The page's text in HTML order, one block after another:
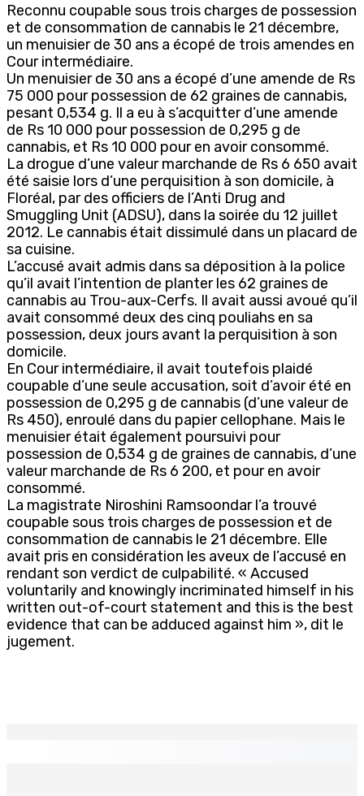
Reconnu coupable sous trois charges de possession
et de consommation de cannabis le 21 décembre,
un menuisier de 30 ans a écopé de trois amendes en
Cour intermédiaire.
Un menuisier de 30 ans a écopé d’une amende de Rs
75 000 pour possession de 62 graines de cannabis,
pesant 0,534 g. Il a eu à s’acquitter d’une amende
de Rs 10 000 pour possession de 0,295 g de
cannabis, et Rs 10 000 pour en avoir consommé.
La drogue d’une valeur marchande de Rs 6 650 avait
été saisie lors d’une perquisition à son domicile, à
Floréal, par des officiers de l’Anti Drug and
Smuggling Unit (ADSU), dans la soirée du 12 juillet
2012. Le cannabis était dissimulé dans un placard de
sa cuisine.
L’accusé avait admis dans sa déposition à la police
qu’il avait l’intention de planter les 62 graines de
cannabis au Trou-aux-Cerfs. Il avait aussi avoué qu’il
avait consommé deux des cinq pouliahs en sa
possession, deux jours avant la perquisition à son
domicile.
En Cour intermédiaire, il avait toutefois plaidé
coupable d’une seule accusation, soit d’avoir été en
possession de 0,295 g de cannabis (d’une valeur de
Rs 450), enroulé dans du papier cellophane. Mais le
menuisier était également poursuivi pour
possession de 0,534 g de graines de cannabis, d’une
valeur marchande de Rs 6 200, et pour en avoir
consommé.
La magistrate Niroshini Ramsoondar l’a trouvé
coupable sous trois charges de possession et de
consommation de cannabis le 21 décembre. Elle
avait pris en considération les aveux de l’accusé en
rendant son verdict de culpabilité. « Accused
voluntarily and knowingly incriminated himself in his
written out-of-court statement and this is the best
evidence that can be adduced against him », dit le
jugement.